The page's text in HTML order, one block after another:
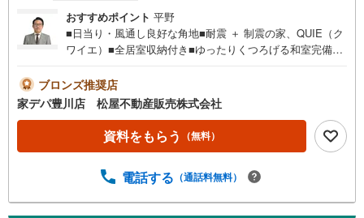
る
おすすめポイント 平野
■日当り・風通し良好な角地■耐震 ＋ 制震の家、QUIE（ク
ワイエ）■全居室収納付き■ゆったりくつろげる和室完備■
窓から日差しが差し込むリビングは広さ16.5帖 ・テレワ
ークルームとしても活用可能な2帖の納戸完備●家デパ 松
屋不動産販売 のつよみ●・豊橋市・豊川市・知立市・浜松
市の4店舗営業中！三河エリア・遠州エリアの物件ならおま
かせください。新築戸建、中古戸建、中古マンション、土
物件のリフォーム実績多数！中古物件をご購入の際、約7
ブロンズ推奨店
家デパ豊川店 松屋不動産販売株式会社
資料をもらう （無料）
電話する （通話料無料）